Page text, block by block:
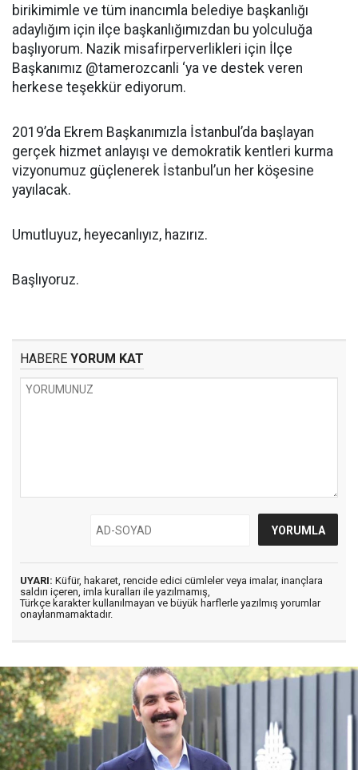
birikimimle ve tüm inancımla belediye başkanlığı
adaylığım için ilçe başkanlığımızdan bu yolculuğa
başlıyorum. Nazik misafirperverlikleri için İlçe
Başkanımız @tamerozcanli ‘ya ve destek veren
herkese teşekkür ediyorum.
2019’da Ekrem Başkanımızla İstanbul’da başlayan
gerçek hizmet anlayışı ve demokratik kentleri kurma
vizyonumuz güçlenerek İstanbul’un her köşesine
yayılacak.
Umutluyuz, heyecanlıyız, hazırız.
Başlıyoruz.
HABERE YORUM KAT
UYARI: Küfür, hakaret, rencide edici cümleler veya imalar, inançlara
saldırı içeren, imla kuralları ile yazılmamış,
Türkçe karakter kullanılmayan ve büyük harflerle yazılmış yorumlar
onaylanmamaktadır.